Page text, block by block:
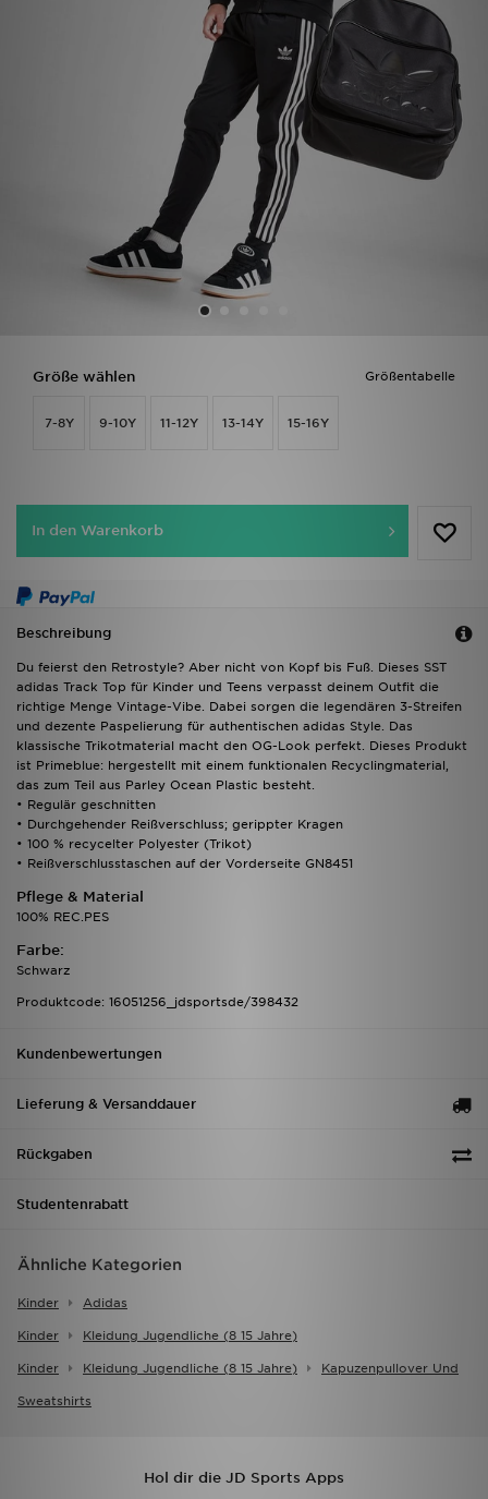
Größentabelle
Größe wählen
7-8Y 9-10Y 11-12Y 13-14Y 15-16Y
In den Warenkorb
Beschreibung
Du feierst den Retrostyle? Aber nicht von Kopf bis Fuß. Dieses SST
adidas Track Top für Kinder und Teens verpasst deinem Outfit die
richtige Menge Vintage-Vibe. Dabei sorgen die legendären 3-Streifen
und dezente Paspelierung für authentischen adidas Style. Das
klassische Trikotmaterial macht den OG-Look perfekt. Dieses Produkt
ist Primeblue: hergestellt mit einem funktionalen Recyclingmaterial,
das zum Teil aus Parley Ocean Plastic besteht.
• Regulär geschnitten
• Durchgehender Reißverschluss; gerippter Kragen
• 100 % recycelter Polyester (Trikot)
• Reißverschlusstaschen auf der Vorderseite GN8451
Pflege & Material
100% REC.PES
Farbe:
Schwarz
Produktcode: 16051256_jdsportsde/398432
Kundenbewertungen
Lieferung & Versanddauer
Rückgaben
Studentenrabatt
Ähnliche Kategorien
Kinder Adidas
Kinder Kleidung Jugendliche (8 15 Jahre)
Kinder Kleidung Jugendliche (8 15 Jahre) Kapuzenpullover Und
Sweatshirts
Hol dir die JD Sports Apps
Geschenkgutschein